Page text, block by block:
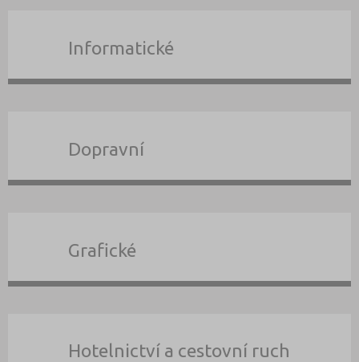
Informatické
Dopravní
Grafické
Hotelnictví a cestovní ruch